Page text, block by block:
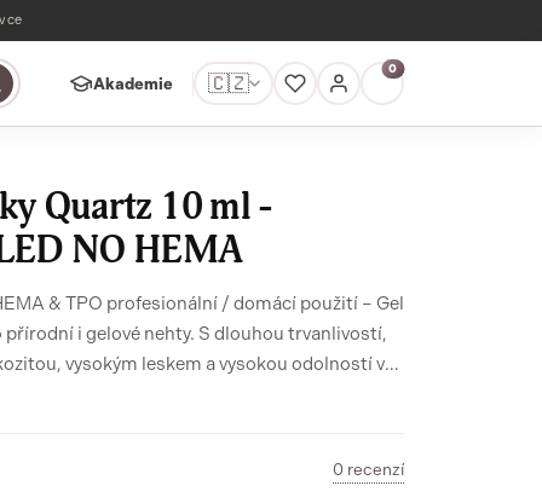
Akademie 🇨🇿
0
Quartz 10 ml -
NO HEMA
přírodní i gelové nehty. S dlouhou trvanlivostí,
vysokým leskem a vysokou odolností v
0 recenzí